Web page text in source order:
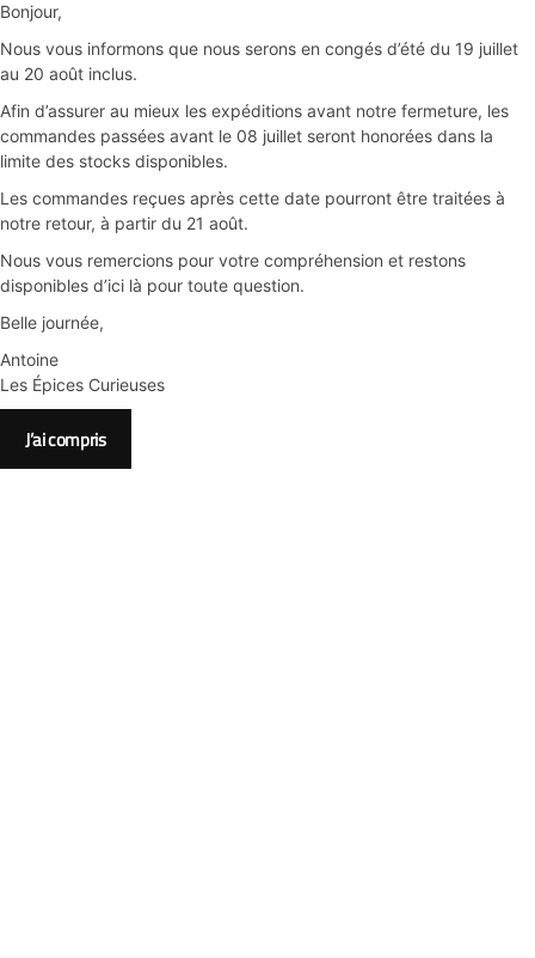
Bonjour,
Nous vous informons que nous serons en congés d’été du 19 juillet
au 20 août inclus.
Afin d’assurer au mieux les expéditions avant notre fermeture, les
commandes passées avant le 08 juillet seront honorées dans la
limite des stocks disponibles.
Les commandes reçues après cette date pourront être traitées à
notre retour, à partir du 21 août.
Nous vous remercions pour votre compréhension et restons
disponibles d’ici là pour toute question.
Belle journée,
Antoine
Les Épices Curieuses
J’ai compris